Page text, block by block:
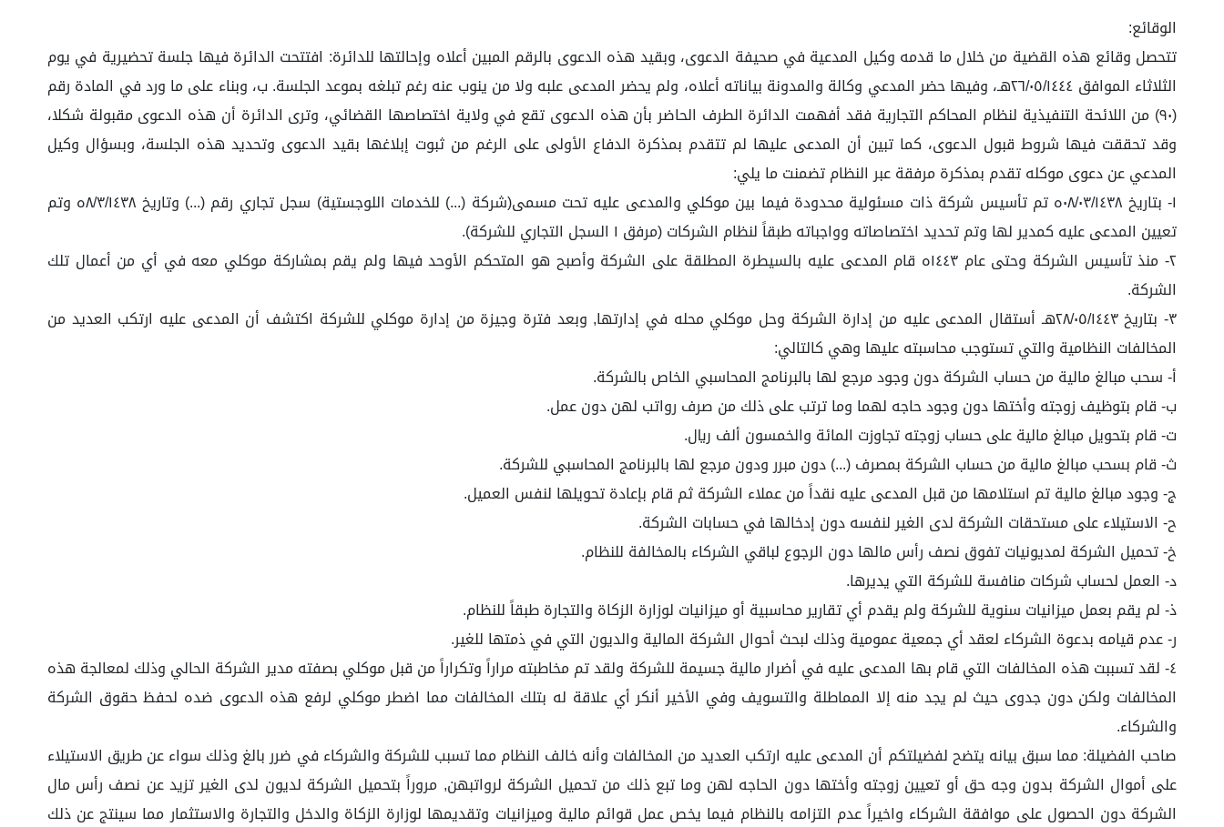
الوقائع:
تتحصل وقائع هذه القضية من خلال ما قدمه وكيل المدعية في صحيفة الدعوى، وبقيد هذه الدعوى بالرقم المبين أعلاه وإحالتها للدائرة: افتتحت الدائرة فيها جلسة تحضيرية في يوم
الثلاثاء الموافق ٢٦/٠٥/١٤٤٤هـ، وفيها حضر المدعي وكالة والمدونة بياناته أعلاه، ولم يحضر المدعى علبه ولا من ينوب عنه رغم تبلغه بموعد الجلسة. ب، وبناء على ما ورد في المادة رقم
(٩٠) من اللائحة التنفيذية لنظام المحاكم التجارية فقد أفهمت الدائرة الطرف الحاضر بأن هذه الدعوى تقع في ولاية اختصاصها القضائي، وترى الدائرة أن هذه الدعوى مقبولة شكلا،
وقد تحققت فيها شروط قبول الدعوى، كما تبين أن المدعى عليها لم تتقدم بمذكرة الدفاع الأولى على الرغم من ثبوت إبلاغها بقيد الدعوى وتحديد هذه الجلسة، وبسؤال وكيل
المدعي عن دعوى موكله تقدم بمذكرة مرفقة عبر النظام تضمنت ما يلي:
١- بتاريخ ٠٨/٠٣/١٤٣٨ه تم تأسيس شركة ذات مسئولية محدودة فيما بين موكلي والمدعى عليه تحت مسمى(شركة (...) للخدمات اللوجستية) سجل تجاري رقم (...) وتاريخ ٨/٣/١٤٣٨ه وتم
تعيين المدعى عليه كمدير لها وتم تحديد اختصاصاته وواجباته طبقاً لنظام الشركات (مرفق ١ السجل التجاري للشركة).
٢- منذ تأسيس الشركة وحتى عام ١٤٤٣ه قام المدعى عليه بالسيطرة المطلقة على الشركة وأصبح هو المتحكم الأوحد فيها ولم يقم بمشاركة موكلي معه في أي من أعمال تلك
الشركة.
٣- بتاريخ ٢٨/٠٥/١٤٤٣هـ أستقال المدعى عليه من إدارة الشركة وحل موكلي محله في إدارتها, وبعد فترة وجيزة من إدارة موكلي للشركة اكتشف أن المدعى عليه ارتكب العديد من
المخالفات النظامية والتي تستوجب محاسبته عليها وهي كالتالي:
أ‌- سحب مبالغ مالية من حساب الشركة دون وجود مرجع لها بالبرنامج المحاسبي الخاص بالشركة.
ب‌- قام بتوظيف زوجته وأختها دون وجود حاجه لهما وما ترتب على ذلك من صرف رواتب لهن دون عمل.
ت‌- قام بتحويل مبالغ مالية على حساب زوجته تجاوزت المائة والخمسون ألف ريال.
ث‌- قام بسحب مبالغ مالية من حساب الشركة بمصرف (...) دون مبرر ودون مرجع لها بالبرنامج المحاسبي للشركة.
ج‌- وجود مبالغ مالية تم استلامها من قبل المدعى عليه نقداً من عملاء الشركة ثم قام بإعادة تحويلها لنفس العميل.
ح‌- الاستيلاء على مستحقات الشركة لدى الغير لنفسه دون إدخالها في حسابات الشركة.
خ‌- تحميل الشركة لمديونيات تفوق نصف رأس مالها دون الرجوع لباقي الشركاء بالمخالفة للنظام.
د‌- العمل لحساب شركات منافسة للشركة التي يديرها.
ذ‌- لم يقم بعمل ميزانيات سنوية للشركة ولم يقدم أي تقارير محاسبية أو ميزانيات لوزارة الزكاة والتجارة طبقاً للنظام.
ر‌- عدم قيامه بدعوة الشركاء لعقد أي جمعية عمومية وذلك لبحث أحوال الشركة المالية والديون التي في ذمتها للغير.
٤- لقد تسببت هذه المخالفات التي قام بها المدعى عليه في أضرار مالية جسيمة للشركة ولقد تم مخاطبته مراراً وتكراراً من قبل موكلي بصفته مدير الشركة الحالي وذلك لمعالجة هذه
المخالفات ولكن دون جدوى حيث لم يجد منه إلا المماطلة والتسويف وفي الأخير أنكر أي علاقة له بتلك المخالفات مما اضطر موكلي لرفع هذه الدعوى ضده لحفظ حقوق الشركة
والشركاء.
صاحب الفضيلة: مما سبق بيانه يتضح لفضيلتكم أن المدعى عليه ارتكب العديد من المخالفات وأنه خالف النظام مما تسبب للشركة والشركاء في ضرر بالغ وذلك سواء عن طريق الاستيلاء
على أموال الشركة بدون وجه حق أو تعيين زوجته وأختها دون الحاجه لهن وما تبع ذلك من تحميل الشركة لرواتبهن, مروراً بتحميل الشركة لديون لدى الغير تزيد عن نصف رأس مال
الشركة دون الحصول على موافقة الشركاء واخيراً عدم التزامه بالنظام فيما يخص عمل قوائم مالية وميزانيات وتقديمها لوزارة الزكاة والدخل والتجارة والاستثمار مما سينتج عن ذلك